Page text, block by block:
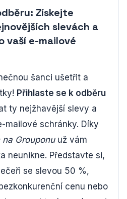
Získejte
slevách a
vaší e-mailové
šanci ušetřit a
Přihlaste se k odběru
ty nejžhavější slevy a
mailové schránky. Díky
Grouponuuž vám
neunikne. Představte si,
se slevou 50 %,
cenu nebo